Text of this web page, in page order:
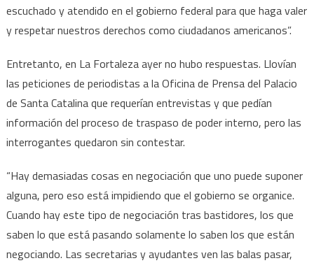
escuchado y atendido en el gobierno federal para que haga valer
y respetar nuestros derechos como ciudadanos americanos”.
Entretanto, en La Fortaleza ayer no hubo respuestas. Llovían
las peticiones de periodistas a la Oficina de Prensa del Palacio
de Santa Catalina que requerían entrevistas y que pedían
información del proceso de traspaso de poder interno, pero las
interrogantes quedaron sin contestar.
“Hay demasiadas cosas en negociación que uno puede suponer
alguna, pero eso está impidiendo que el gobierno se organice.
Cuando hay este tipo de negociación tras bastidores, los que
saben lo que está pasando solamente lo saben los que están
negociando. Las secretarias y ayudantes ven las balas pasar,